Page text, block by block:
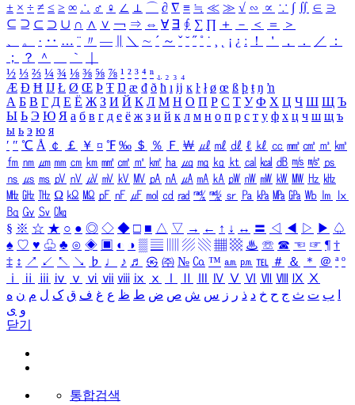
± × ÷ ≠ ≤ ≥ ∞ ∴ ♂ ♀ ∠ ⊥ ⌒ ∂ ∇ ≡ ≒ ≪ ≫ √ ∽ ∝ ∵ ∫ ∬ ∈ ∋
⊆ ⊇ ⊂ ⊃ ∪ ∩ ∧ ∨ ￢ ⇒ ⇔ ∀ ∃ ∮ ∑ ∏ ＋ － ＜ ＝
＞
、
。 · ‥ … ¨ 〃 ― ＼ ∼ ´ ～ ˇ ˘ ˝ ˚ ˙ ¸ ¡ ¿ ː ！ ＇ ， ． ／
：
；
？ ＾ ｀
½ ⅓ ⅔ ¼ ¾ ⅛ ⅜ ⅝ ⅞ ¹ ² ³ ⁴ ⁿ ₁ ₂ ₃ ₄
Æ Ð Ħ Ĳ Ł Ø Œ Þ Ŧ Ŋ æ đ ð ħ ı ĳ ĸ ŀ ł ø œ ß þ ŧ ŋ ŉ
А Б В Г Д Е Ё Ж З И Й К Л М Н О П Р С Т У Ф Х Ц Ч Ш Щ Ъ
Ы Ь Э Ю Я а б в г д е ё ж з и й к л м н о п р с т у ф х ц ч ш щ ъ
ы ь э ю я
′ ″ ℃ Å ￠ ￡ ￥ ¤ ℉ ‰ ＄ ％ Ｆ ￦ ㎕ ㎖ ㎗ ℓ ㎘ ㏄ ㎣ ㎤ ㎥ ㎦
㎙ ㎚ ㎛ ㎜ ㎝ ㎞ ㎟ ㎠ ㎡ ㎢ ㏊ ㎍ ㎎ ㎏ ㏏ ㎈ ㎉ ㏈ ㎧ ㎨ ㎰
㎱ ㎲ ㎳ ㎴ ㎵ ㎶ ㎷ ㎸ ㎹ ㎀ ㎁ ㎂ ㎃ ㎄ ㎺ ㎻ ㎽ ㎾ ㎿ ㎐ ㎑
㎒ ㎓ ㎔ Ω ㏀ ㏁ ㎊ ㎋ ㎌ ㏖ ㏅ ㎭ ㎮ ㎯ ㏛ ㎩ ㎪ ㎫ ㎬ ㏝ ㏐
㏓
㏃ ㏉ ㏜ ㏆
§ ※ ☆ ★ ○ ● ◎ ◇ ◆ □ ■ △ ▽ → ← ↑ ↓ ↔ 〓 ◁ ◀ ▷ ▶ ♤
♠ ♡ ♥ ♧ ♣ ⊙ ◈ ▣ ◐ ◑ ▒ ▤ ▨ ▧ ▦ ▩ ♨ ☏ ☎ ☜ ☞ ¶ †
‡ ↕ ↗ ↙ ↖ ↘ ♭ ♩ ♪ ♬ ㉿ ㈜ № ㏇ ™ ㏂ ㏘ ℡ ＃ ＆ ＊ ＠ ª º
ⅰ
ⅱ ⅲ ⅳ ⅴ ⅵ ⅶ ⅷ ⅸ ⅹ Ⅳ Ⅴ Ⅵ Ⅶ Ⅷ Ⅸ Ⅹ
ب ت ث ج ح خ د ذ ر ز س ش ص ض ط ظ ع غ ف ق ک ل م ن ه
و ی
닫기
통합검색